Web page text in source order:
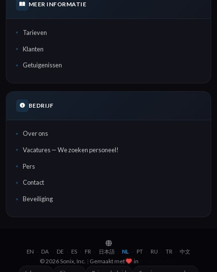
MEER INFORMATIE
Tarieven
Klanten
Getuigenissen
BEDRIJF
Over ons
Vacatures — We zoeken personeel!
Pers
Contact
Beveiliging
EN · DA · DE · ES · FR · 日本語 · NL · PT · RU · TR · 中文
© 2026 Sonix, Inc. | Gemaakt met in